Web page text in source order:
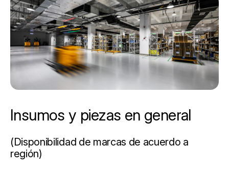
Insumos y piezas en general
(Disponibilidad de marcas de acuerdo a
región)